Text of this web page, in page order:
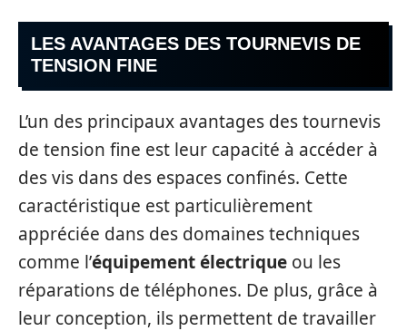
LES AVANTAGES DES TOURNEVIS DE
TENSION FINE
L’un des principaux avantages des tournevis
de tension fine est leur capacité à accéder à
des vis dans des espaces confinés. Cette
caractéristique est particulièrement
appréciée dans des domaines techniques
comme l’équipement électrique ou les
réparations de téléphones. De plus, grâce à
leur conception, ils permettent de travailler